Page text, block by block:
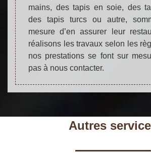
mains, des tapis en soie, des
des tapis turcs ou autre,
mesure d’en assurer leur
réalisons les travaux selon les
nos prestations se font sur
pas à nous contacter.
Autres